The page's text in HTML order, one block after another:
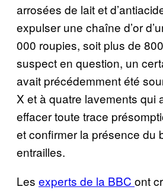
arrosées de lait et
expulser une chaîne d’or
000 roupies, soit plus de
suspect en question, un
avait précédemment été
X et à quatre lavements qui
effacer toute trace
et confirmer la présence du
entrailles.
Les experts de la BBC ont